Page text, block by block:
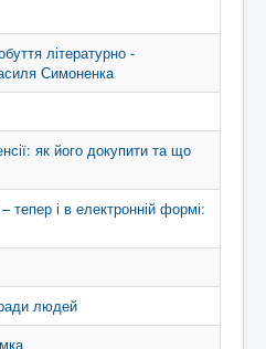
літературно -
Симоненка
як його докупити та що
тепер і в електронній формі:
людей